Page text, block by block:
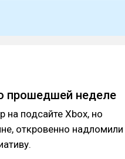
прошедшей неделе
на подсайте Xbox, но
откровенно надломили